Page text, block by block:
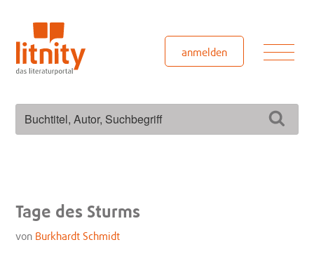
springen
anmelden
Tage des Sturms
von Burkhardt Schmidt